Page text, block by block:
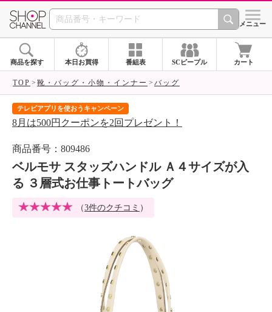
SHOP CHANNEL シメニュー
商品を探す 本日お買得 番組表 SCピープル カート
TOP 靴・バッグ・小物・インナー バッグ
テレビアプリを使おうキャンペーン
8月は500円クーポンを2回プレゼント！
商品番号：809486
ベルモサ スタッズハンドル Ａ４サイズが入
る ３層式お仕事トートバッグ
（3件のクチコミ ）